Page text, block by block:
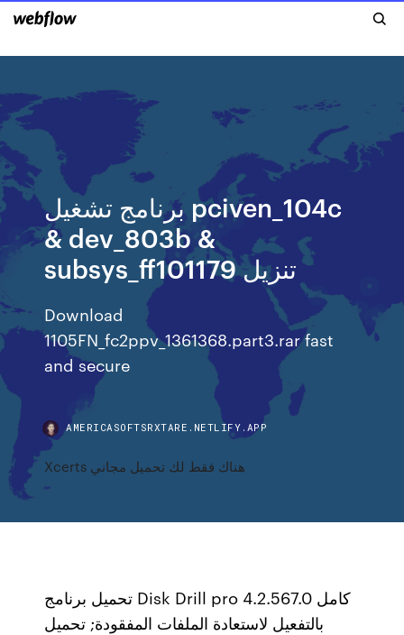
برنامج تشغيل pciven_104c
& dev_803b &
subsys_ff101179 تنزيل
Download
1105FN_fc2ppv_1361368.part3.rar fast
and secure
AMERICASOFTSRXTARE.NETLIFY.APP
Xcerts هناك فقط لك تحميل مجاني
تحميل برنامج Disk Drill pro 4.2.567.0 كامل
بالتفعيل لاستعادة الملفات المفقودة; تحميل